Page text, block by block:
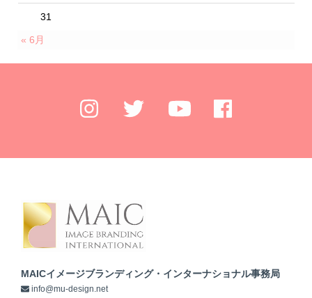
31
« 6月
MAICイメージブランディング・インターナショナル事務局
info@mu-design.net